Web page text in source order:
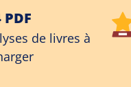
de livres à